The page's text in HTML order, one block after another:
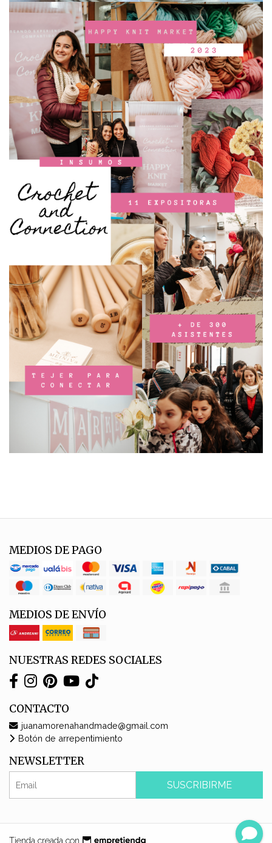
MEDIOS DE PAGO
MEDIOS DE ENVÍO
NUESTRAS REDES SOCIALES
CONTACTO
juanamorenahandmade@gmail.com
Botón de arrepentimiento
NEWSLETTER
SUSCRIBIRME
Tienda creada con